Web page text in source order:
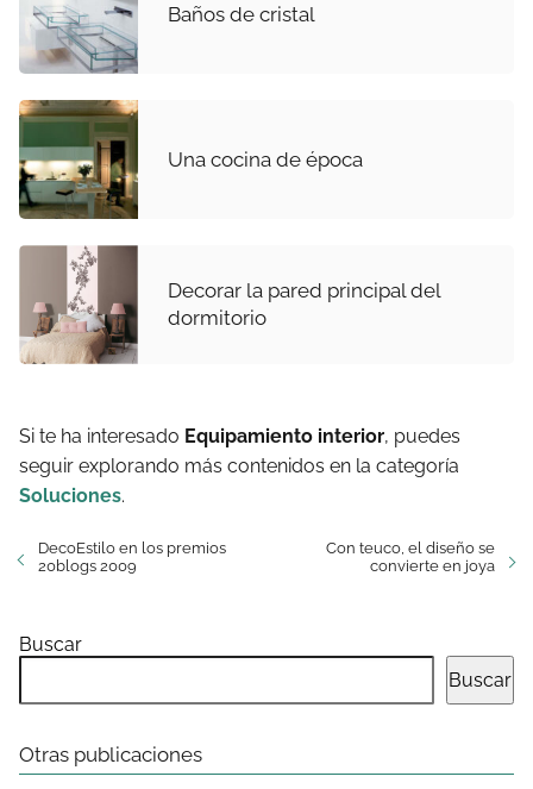
Baños de cristal
Una cocina de época
Decorar la pared principal del
dormitorio
Si te ha interesado Equipamiento interior, puedes
seguir explorando más contenidos en la categoría
Soluciones.
DecoEstilo en los premios
20blogs 2009
Con teuco, el diseño se
convierte en joya
Buscar
Buscar
Otras publicaciones